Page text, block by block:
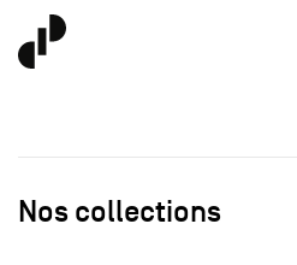
Nos collections